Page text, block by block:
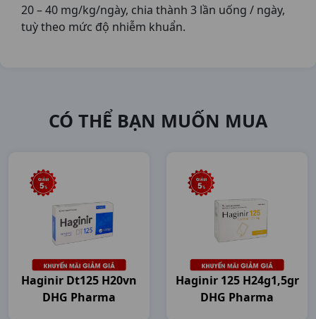
20 – 40 mg/kg/ngày, chia thành 3 lần uống / ngày,
tuỳ theo mức độ nhiễm khuẩn.
CÓ THỂ BẠN MUỐN MUA
Haginir Dt125 H20vn
DHG Pharma
Haginir 125 H24g1,5gr
DHG Pharma